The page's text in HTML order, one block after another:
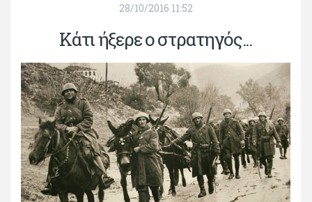
28/10/2016 11:52
Κάτι ήξερε ο στρατηγός...